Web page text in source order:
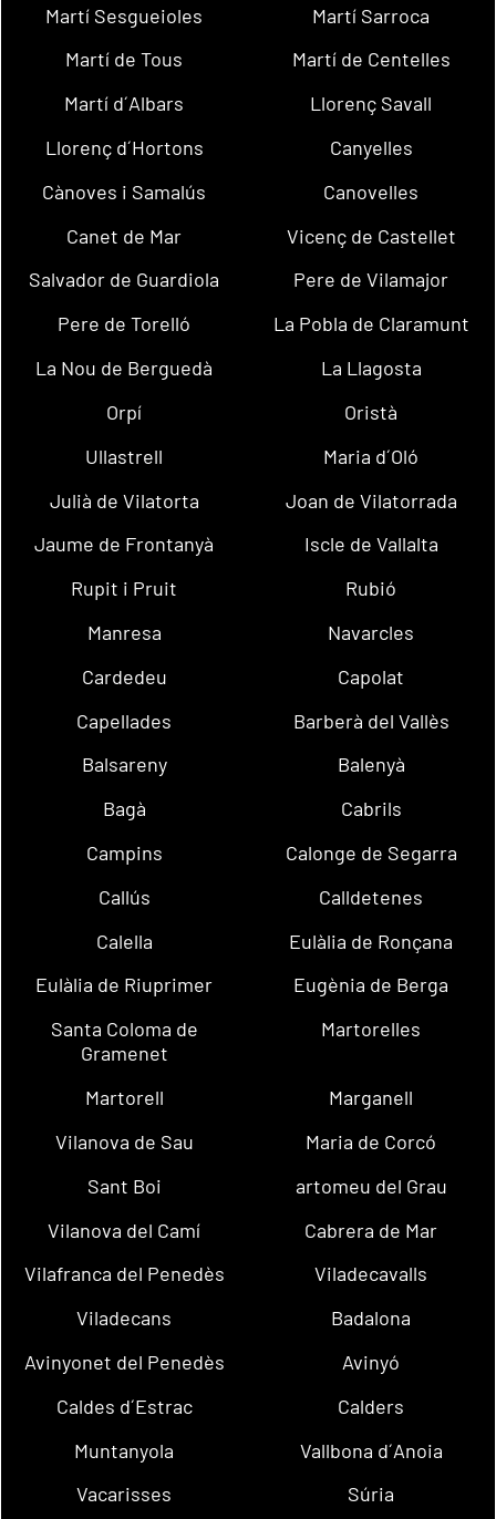
Martí Sesgueioles
Martí Sarroca
Martí de Tous
Martí de Centelles
Martí d´Albars
Llorenç Savall
Llorenç d´Hortons
Canyelles
Cànoves i Samalús
Canovelles
Canet de Mar
Vicenç de Castellet
Salvador de Guardiola
Pere de Vilamajor
Pere de Torelló
La Pobla de Claramunt
La Nou de Berguedà
La Llagosta
Orpí
Oristà
Ullastrell
Maria d´Oló
Julià de Vilatorta
Joan de Vilatorrada
Jaume de Frontanyà
Iscle de Vallalta
Rupit i Pruit
Rubió
Manresa
Navarcles
Cardedeu
Capolat
Capellades
Barberà del Vallès
Balsareny
Balenyà
Bagà
Cabrils
Campins
Calonge de Segarra
Callús
Calldetenes
Calella
Eulàlia de Ronçana
Eulàlia de Riuprimer
Eugènia de Berga
Santa Coloma de
Gramenet
Martorelles
Martorell
Marganell
Vilanova de Sau
Maria de Corcó
Sant Boi
artomeu del Grau
Vilanova del Camí
Cabrera de Mar
Vilafranca del Penedès
Viladecavalls
Viladecans
Badalona
Avinyonet del Penedès
Avinyó
Caldes d´Estrac
Calders
Muntanyola
Vallbona d´Anoia
Vacarisses
Súria